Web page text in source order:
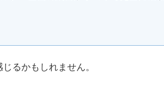
るかもしれません。